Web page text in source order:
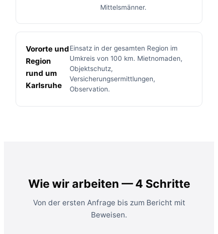
Mittelsmänner.
Vororte und
Region
rund um
Karlsruhe
Einsatz in der gesamten Region im
Umkreis von 100 km. Mietnomaden,
Objektschutz,
Versicherungsermittlungen,
Observation.
Wie wir arbeiten — 4 Schritte
Von der ersten Anfrage bis zum Bericht mit
Beweisen.